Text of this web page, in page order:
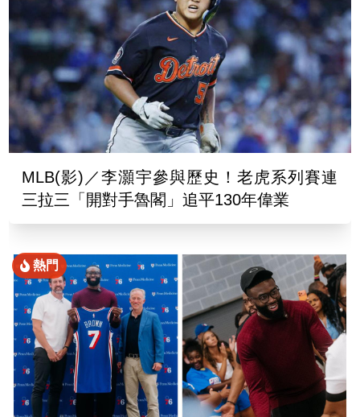
MLB(影)／李灝宇參與歷史！老虎系列賽連
三拉三「開對手魯閣」追平130年偉業
熱門